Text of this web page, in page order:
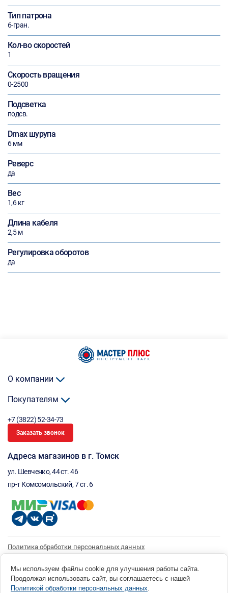
Тип патрона
6-гран.
Кол-во скоростей
1
Скорость вращения
0-2500
Подсветка
подсв.
Dmax шурупа
6 мм
Реверс
да
Вес
1,6 кг
Длина кабеля
2,5 м
Регулировка оборотов
да
О компании
Покупателям
+7 (3822) 52-34-73
Заказать звонок
Адреса магазинов в г. Томск
ул. Шевченко, 44 ст. 46
пр-т Комсомольский, 7 ст. 6
Политика обработки персональных данных
Согласие на получение рассылки
© 1996 - 2026 инструмент парк «Мастер Плюс» Россия, г. Томск, ул. Шевченко, 44 ст. 46, (3822) 52-34-
73 okp@masterplus.tomsk.ru ИП Брусницын Д.Н. ИНН 701700002741
Мы используем файлы cookie для улучшения работы сайта.
Продолжая использовать сайт, вы соглашаетесь с нашей
Политикой обработки персональных данных.